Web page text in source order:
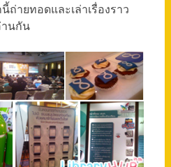
ายทอดและเล่าเรื่องราว
านกัน